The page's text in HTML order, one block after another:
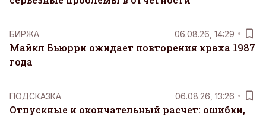
БИРЖА 06.08.26, 14:29
Майкл Бьюрри ожидает повторения краха 1987
года
ПОДСКАЗКА 06.08.26, 13:26
Отпускные и окончательный расчет: ошибки,